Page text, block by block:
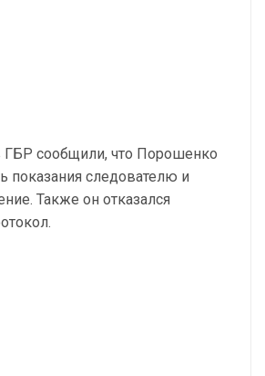
сообщили, что Порошенко
показания следователю и
Также он отказался